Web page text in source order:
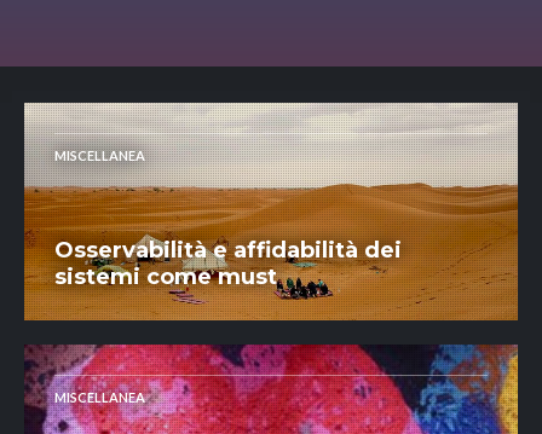
MISCELLANEA
Osservabilità e affidabilità dei
sistemi come must
MISCELLANEA